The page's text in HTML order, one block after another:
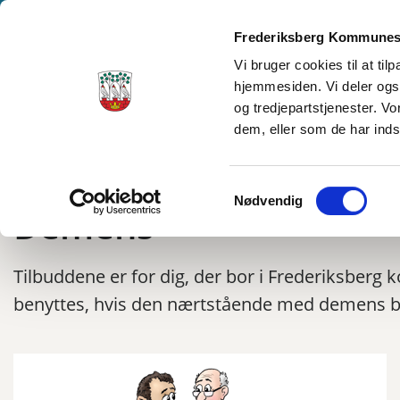
Frederiksberg
Vi bruger cookies til at
hjemmesiden. Vi deler
og tredjepartstjenester.
dem, eller som de har
Nødvendig
Demens
Tilbuddene er for dig, der bor i Frederiksberg
benyttes, hvis den nærtstående med demens